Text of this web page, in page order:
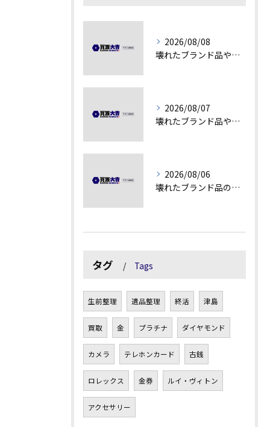
2026/08/08
壊れたブランド品や汚れアクセサリーの買取価値解説
2026/08/07
壊れたブランド品や古物の価値を見極める秘訣
2026/08/06
壊れたブランド品の価値を見極める技術とは
タグ Tags
生前整理 遺品整理 終活 津島
買取 金 プラチナ ダイヤモンド
カメラ テレホンカード 古銭
ロレックス 金券 ルイ・ヴィトン
アクセサリー